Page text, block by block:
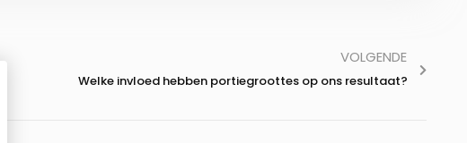
VOLGENDE
Welke invloed hebben portiegroottes op ons resultaat?